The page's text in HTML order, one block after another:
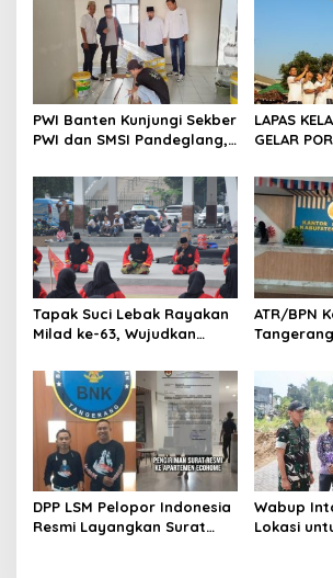
s
PWI Banten Kunjungi Sekber
PWI dan SMSI Pandeglang,
Konferensi Organisasi
LAPAS
GELAR
DAN
Tapak Suci Lebak Rayakan
Milad ke-63, Wujudkan
Menuju Kancah Dunia
ATR/BPN
Berkas
DPP LSM Pelopor Indonesia
Resmi Layangkan Surat
Wabup
Lokasi